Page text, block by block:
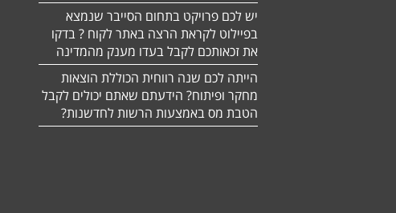
יש לכם פרויקט בתחום הסייבר שנמצא
בפיילוט לקראת הרצה באתר לקוח ? בדקו
את זכאותכם לקבל בעדו מענק מהמדינה
הייתה לכם שנה רווחית הכוללת הוצאות
מחקר ופיתוח? הידעתם שאתם יכולים לקבל
הטבת מס באמצעות הרשות לחדשנות?